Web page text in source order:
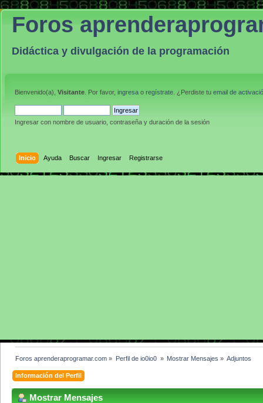
Foros
Didáctica y divulgación de la programación
Bienvenido(a), Visitante . Por favor, ingresa o regístrate . ¿Perdiste tu email de
Ingresar con nombre de usuario, contraseña y duración de la sesión
Inicio Ayuda Buscar Ingresar Registrarse
Foros aprenderaprogramar.com » Perfil de io0io0 » Mostrar Mensajes » Adjuntos
Información del Perfil
Mostrar Mensajes